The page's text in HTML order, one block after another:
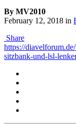
By MV2010
February 12, 2018 in
Share
https://
sitzbank-und-lsl-